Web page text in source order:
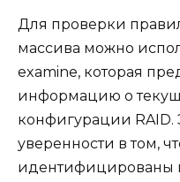
Для проверки
массива можно
examine, которая
информацию о
конфигурации RAID.
уверенности в том,
идентифицированы